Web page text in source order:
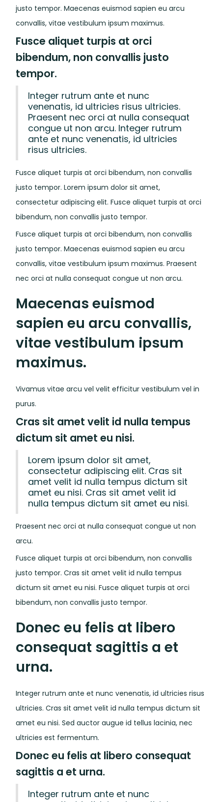
justo tempor. Maecenas euismod sapien eu arcu
convallis, vitae vestibulum ipsum maximus.
Fusce aliquet turpis at orci
bibendum, non convallis justo
tempor.
Integer rutrum ante et nunc
venenatis, id ultricies risus ultricies.
Praesent nec orci at nulla consequat
congue ut non arcu. Integer rutrum
ante et nunc venenatis, id ultricies
risus ultricies.
Fusce aliquet turpis at orci bibendum, non convallis
justo tempor. Lorem ipsum dolor sit amet,
consectetur adipiscing elit. Fusce aliquet turpis at orci
bibendum, non convallis justo tempor.
Fusce aliquet turpis at orci bibendum, non convallis
justo tempor. Maecenas euismod sapien eu arcu
convallis, vitae vestibulum ipsum maximus. Praesent
nec orci at nulla consequat congue ut non arcu.
Maecenas euismod
sapien eu arcu convallis,
vitae vestibulum ipsum
maximus.
Vivamus vitae arcu vel velit efficitur vestibulum vel in
purus.
Cras sit amet velit id nulla tempus
dictum sit amet eu nisi.
Lorem ipsum dolor sit amet,
consectetur adipiscing elit. Cras sit
amet velit id nulla tempus dictum sit
amet eu nisi. Cras sit amet velit id
nulla tempus dictum sit amet eu nisi.
Praesent nec orci at nulla consequat congue ut non
arcu.
Fusce aliquet turpis at orci bibendum, non convallis
justo tempor. Cras sit amet velit id nulla tempus
dictum sit amet eu nisi. Fusce aliquet turpis at orci
bibendum, non convallis justo tempor.
Donec eu felis at libero
consequat sagittis a et
urna.
Integer rutrum ante et nunc venenatis, id ultricies risus
ultricies. Cras sit amet velit id nulla tempus dictum sit
amet eu nisi. Sed auctor augue id tellus lacinia, nec
ultricies est fermentum.
Donec eu felis at libero consequat
sagittis a et urna.
Integer rutrum ante et nunc